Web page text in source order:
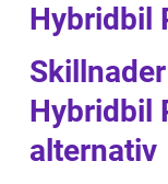
Hybridbil
Hybridbil
alternativ